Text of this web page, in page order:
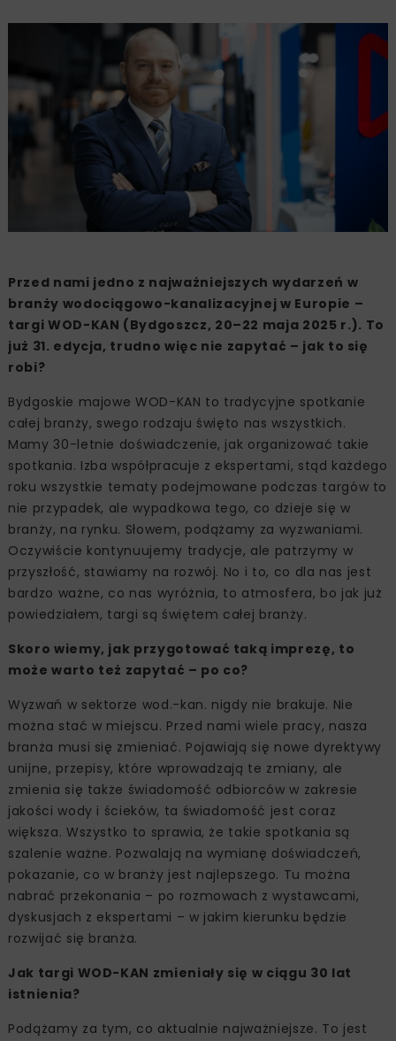
Przed nami jedno z najważniejszych wydarzeń w
branży wodociągowo-kanalizacyjnej w Europie –
targi WOD-KAN (Bydgoszcz, 20–22 maja 2025 r.). To
już 31. edycja, trudno więc nie zapytać – jak to się
robi?
Bydgoskie majowe WOD-KAN to tradycyjne spotkanie
całej branży, swego rodzaju święto nas wszystkich.
Mamy 30-letnie doświadczenie, jak organizować takie
spotkania. Izba współpracuje z ekspertami, stąd każdego
roku wszystkie tematy podejmowane podczas targów to
nie przypadek, ale wypadkowa tego, co dzieje się w
branży, na rynku. Słowem, podążamy za wyzwaniami.
Oczywiście kontynuujemy tradycje, ale patrzymy w
przyszłość, stawiamy na rozwój. No i to, co dla nas jest
bardzo ważne, co nas wyróżnia, to atmosfera, bo jak już
powiedziałem, targi są świętem całej branży.
Skoro wiemy, jak przygotować taką imprezę, to
może warto też zapytać – po co?
Wyzwań w sektorze wod.-kan. nigdy nie brakuje. Nie
można stać w miejscu. Przed nami wiele pracy, nasza
branża musi się zmieniać. Pojawiają się nowe dyrektywy
unijne, przepisy, które wprowadzają te zmiany, ale
zmienia się także świadomość odbiorców w zakresie
jakości wody i ścieków, ta świadomość jest coraz
większa. Wszystko to sprawia, że takie spotkania są
szalenie ważne. Pozwalają na wymianę doświadczeń,
pokazanie, co w branży jest najlepszego. Tu można
nabrać przekonania – po rozmowach z wystawcami,
dyskusjach z ekspertami – w jakim kierunku będzie
rozwijać się branża.
Jak targi WOD-KAN zmieniały się w ciągu 30 lat
istnienia?
Podążamy za tym, co aktualnie najważniejsze. To jest